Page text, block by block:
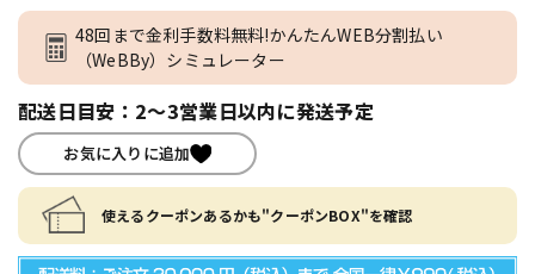
48回まで金利手数料無料!かんたんWEB分割払い
（WeBBy）シミュレーター
配送日目安：2～3営業日以内に発送予定
お気に入りに追加
使えるクーポンあるかも"クーポンBOX"を確認